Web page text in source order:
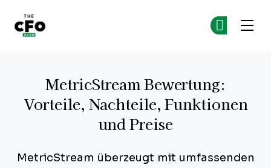
MetricStream Bewertung:
Vorteile, Nachteile, Funktionen
und Preise
MetricStream überzeugt mit umfassenden